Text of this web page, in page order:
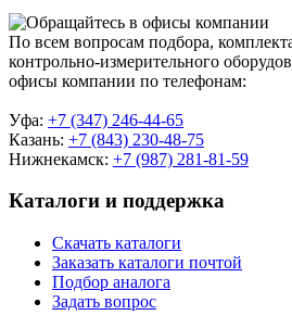
По всем вопросам подбора,
контрольно-измерительного
офисы компании по телефонам:
Уфа: +7 (347) 246-44-65
Казань: +7 (843) 230-48-75
Нижнекамск: +7 (987) 281-81-59
Каталоги и поддержка
Скачать каталоги
Заказать каталоги почтой
Подбор аналога
Задать вопрос